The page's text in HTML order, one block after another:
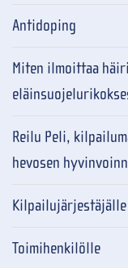
Antidoping
Miten ilmoittaa
Reilu Peli,
hevosen
Kilpailujärjestäjälle
Toimihenkilölle